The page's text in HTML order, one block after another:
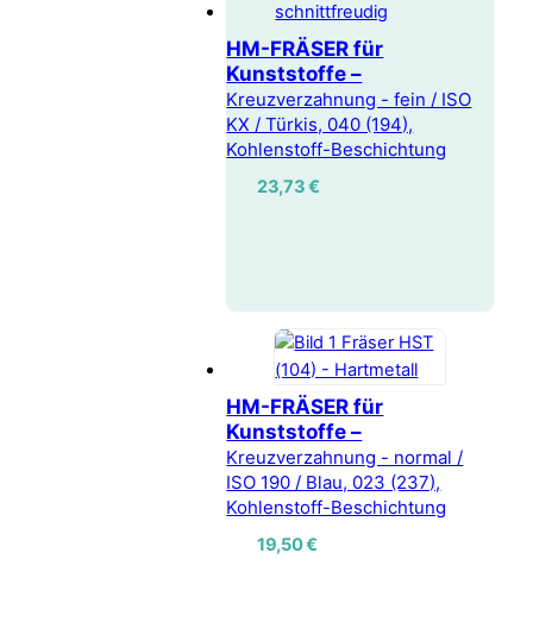
HM-FRÄSER für
Kunststoffe –
Kreuzverzahnung - fein / ISO
KX / Türkis, 040 (194),
Kohlenstoff-Beschichtung
23,73€
HM-FRÄSER für
Kunststoffe –
Kreuzverzahnung - normal /
ISO 190 / Blau, 023 (237),
Kohlenstoff-Beschichtung
19,50€